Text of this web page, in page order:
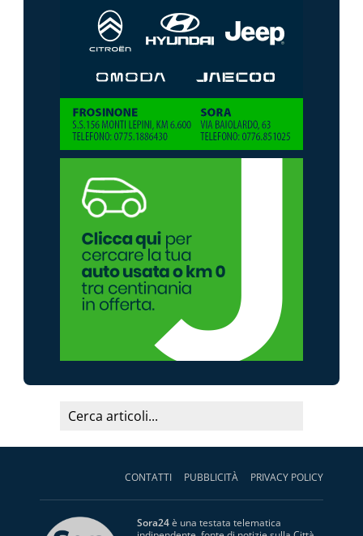
CONTATTI PUBBLICITÀ PRIVACY POLICY
Sora24è una testata telematica